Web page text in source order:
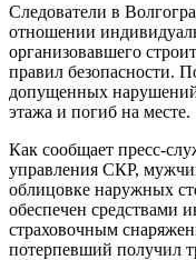
Следователи в
отношении
организовавшего
правил безопасности.
допущенных
этажа и погиб на месте.
Как сообщает пресс-
управления СКР,
облицовке наружных
обеспечен средствами
страховочным
потерпевший получил